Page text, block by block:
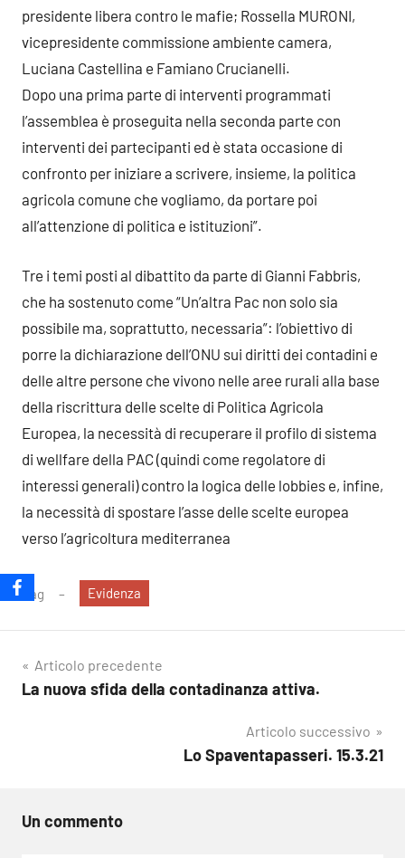
presidente libera contro le mafie; Rossella MURONI,
vicepresidente commissione ambiente camera,
Luciana Castellina e Famiano Crucianelli.
Dopo una prima parte di interventi programmati
l’assemblea è proseguita nella seconda parte con
interventi dei partecipanti ed è stata occasione di
confronto per iniziare a scrivere, insieme, la politica
agricola comune che vogliamo, da portare poi
all’attenzione di politica e istituzioni”.
Tre i temi posti al dibattito da parte di Gianni Fabbris,
che ha sostenuto come “Un’altra Pac non solo sia
possibile ma, soprattutto, necessaria”: l’obiettivo di
porre la dichiarazione dell’ONU sui diritti dei contadini e
delle altre persone che vivono nelle aree rurali alla base
della riscrittura delle scelte di Politica Agricola
Europea, la necessità di recuperare il profilo di sistema
di wellfare della PAC (quindi come regolatore di
interessi generali) contro la logica delle lobbies e, infine,
la necessità di spostare l’asse delle scelte europea
verso l’agricoltura mediterranea
Tag Evidenza
Navigazione
articoli
Articolo precedente
La nuova sfida della contadinanza attiva.
Articolo successivo
Lo Spaventapasseri. 15.3.21
Un commento